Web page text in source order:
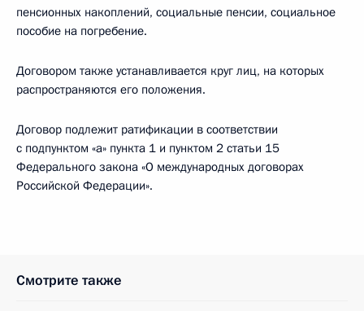
пенсионных накоплений, социальные пенсии, социальное
пособие на погребение.
Договором также устанавливается круг лиц, на которых
распространяются его положения.
Договор подлежит ратификации в соответствии
с подпунктом «а» пункта 1 и пунктом 2 статьи 15
Федерального закона «О международных договорах
Российской Федерации».
Смотрите также